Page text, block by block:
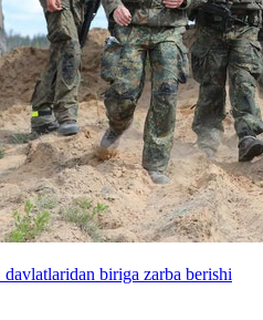
biriga zarba berishi